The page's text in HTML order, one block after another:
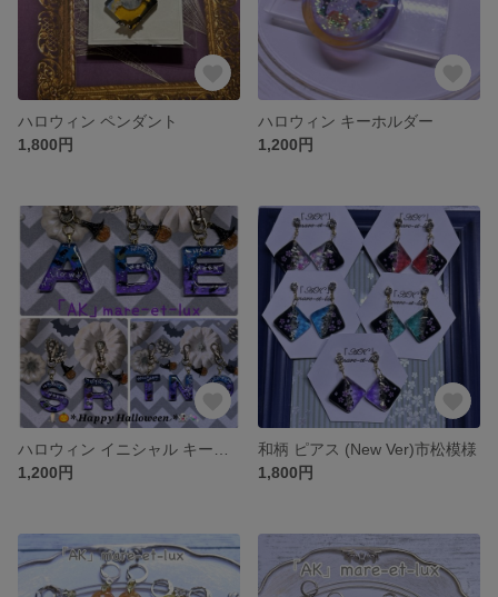
ハロウィン ペンダント
1,800円
ハロウィン キーホルダー
1,200円
1,200円
和柄 ピアス (New Ver)市松模様
1,800円